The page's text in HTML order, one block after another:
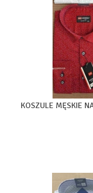
KOSZULE MĘSKIE